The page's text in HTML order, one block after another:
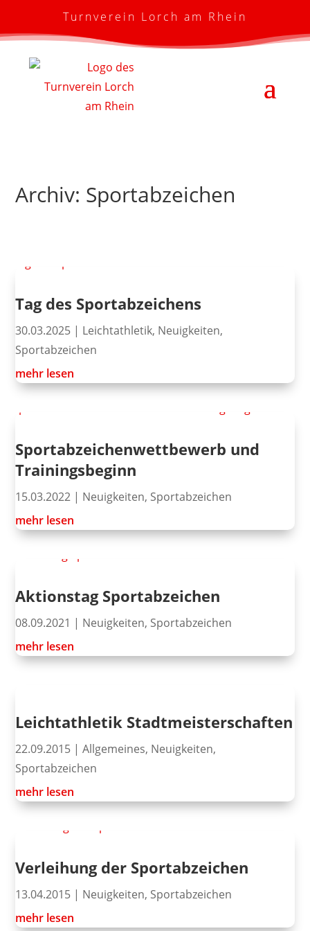
Turnverein Lorch am Rhein
Archiv: Sportabzeichen
Tag des Sportabzeichens
30.03.2025 | Leichtathletik, Neuigkeiten,
Sportabzeichen
mehr lesen
Sportabzeichenwettbewerb und
Trainingsbeginn
15.03.2022 | Neuigkeiten, Sportabzeichen
mehr lesen
Aktionstag Sportabzeichen
08.09.2021 | Neuigkeiten, Sportabzeichen
mehr lesen
Leichtathletik Stadtmeisterschaften
22.09.2015 |Allgemeines, Neuigkeiten,
Sportabzeichen
mehr lesen
Verleihung der Sportabzeichen
13.04.2015 | Neuigkeiten, Sportabzeichen
mehr lesen